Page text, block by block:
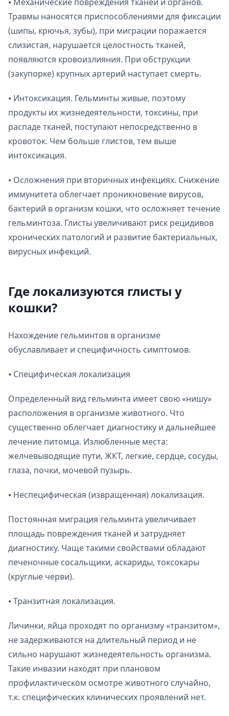
Травмы наносятся приспособлениями для фиксации
(шипы, крючья, зубы), при миграции поражается
слизистая, нарушается целостность тканей,
появляются кровоизлияния. При обструкции
(закупорке) крупных артерий наступает смерть.
⦁ Интоксикация. Гельминты живые, поэтому
продукты их жизнедеятельности, токсины, при
распаде тканей, поступают непосредственно в
кровоток. Чем больше глистов, тем выше
интоксикация.
⦁ Осложнения при вторичных инфекциях. Снижение
иммунитета облегчает проникновение вирусов,
бактерий в организм кошки, что осложняет течение
гельминтоза. Глисты увеличивают риск рецидивов
хронических патологий и развитие бактериальных,
вирусных инфекций.
Где локализуются глисты у
кошки?
Нахождение гельминтов в организме
обуславливает и специфичность симптомов.
⦁ Специфическая локализация
Определенный вид гельминта имеет свою «нишу»
расположения в организме животного. Что
существенно облегчает диагностику и дальнейшее
лечение питомца. Излюбленные места:
желчевыводящие пути, ЖКТ, легкие, сердце, сосуды,
глаза, почки, мочевой пузырь.
⦁ Неспецифическая (извращенная) локализация.
Постоянная миграция гельминта увеличивает
площадь повреждения тканей и затрудняет
диагностику. Чаще такими свойствами обладают
печеночные сосальщики, аскариды, токсокары
(круглые черви).
⦁ Транзитная локализация.
Личинки, яйца проходят по организму «транзитом»,
не задерживаются на длительный период и не
сильно нарушают жизнедеятельность организма.
Такие инвазии находят при плановом
профилактическом осмотре животного случайно,
т.к. специфических клинических проявлений нет.